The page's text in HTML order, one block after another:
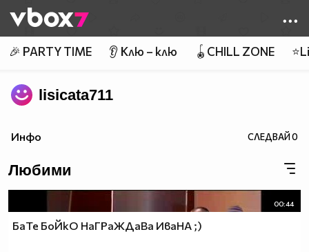
👾
🎉 PARTY TIME 👂 Клю – клю 🪀CHILL ZONE
lisicata711
Инфо СЛЕДВАЙ0
Любими
00:44
БаТе БоЙкО НаГРаЖДаВа ИваНА ;)